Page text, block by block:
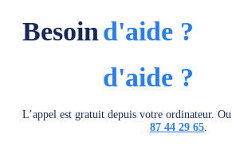
Besoind'aide ?
d'aide ?
L’appel est gratuit depuis votre ordinateur. Ou
87 44 29 65.